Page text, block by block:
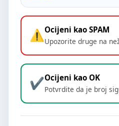
Ocijeni kao SPAM
Upozorite druge na
Ocijeni kao OK
Potvrdite da je broj